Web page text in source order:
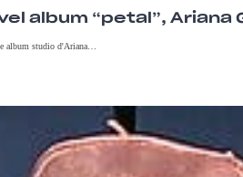
album “petal”,
album studio d'Ariana…